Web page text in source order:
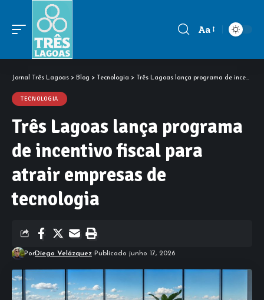
Font
Aa
Jornal Três Lagoas > Blog > Tecnologia > Três Lagoas lança programa de incentivo fiscal para atrair empresas de tecnologia
TECNOLOGIA
Três Lagoas lança programa
de incentivo fiscal para
atrair empresas de
tecnologia
PorDiego Velázquez Publicado junho 17, 2026